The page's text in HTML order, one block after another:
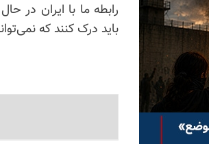
رابطه ما با ایران در
باید درک کنند که